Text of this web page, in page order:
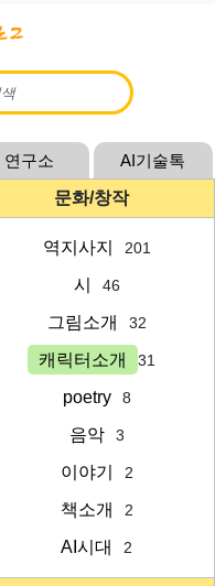
연구소
AI기술톡
문화/창작
역지사지 201
시 46
그림소개 32
캐릭터소개 31
poetry 8
음악 3
이야기 2
책소개 2
AI시대 2